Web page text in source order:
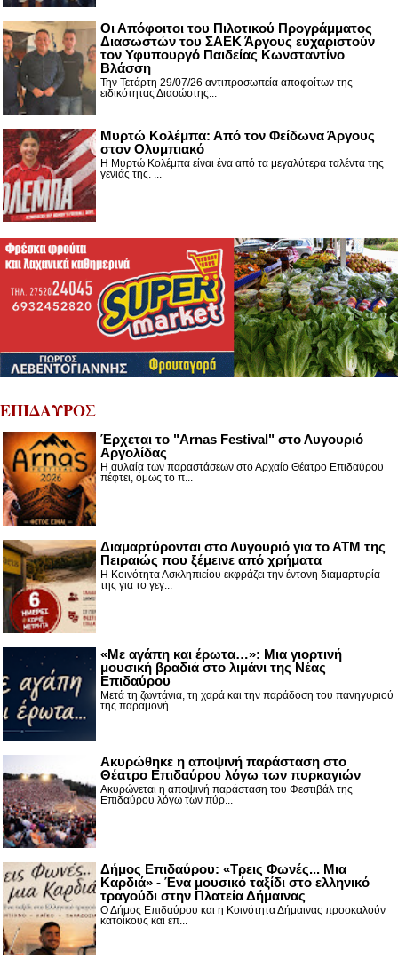
Οι Απόφοιτοι του Πιλοτικού Προγράμματος
Διασωστών του ΣΑΕΚ Άργους ευχαριστούν
τον Υφυπουργό Παιδείας Κωνσταντίνο
Βλάσση
Την Τετάρτη 29/07/26 αντιπροσωπεία αποφοίτων της
ειδικότητας Διασώστης...
Μυρτώ Κολέμπα: Από τον Φείδωνα Άργους
στον Ολυμπιακό
Η Μυρτώ Κολέμπα είναι ένα από τα μεγαλύτερα ταλέντα της
γενιάς της. ...
ΕΠΙΔΑΥΡΟΣ
Έρχεται το "Arnas Festival" στο Λυγουριό
Αργολίδας
Η αυλαία των παραστάσεων στο Αρχαίο Θέατρο Επιδαύρου
πέφτει, όμως το π...
Διαμαρτύρονται στο Λυγουριό για το ΑΤΜ της
Πειραιώς που ξέμεινε από χρήματα
Η Κοινότητα Ασκληπιείου εκφράζει την έντονη διαμαρτυρία
της για το γεγ...
«Με αγάπη και έρωτα…»: Μια γιορτινή
μουσική βραδιά στο λιμάνι της Νέας
Επιδαύρου
Μετά τη ζωντάνια, τη χαρά και την παράδοση του πανηγυριού
της παραμονή...
Ακυρώθηκε η αποψινή παράσταση στο
Θέατρο Επιδαύρου λόγω των πυρκαγιών
Ακυρώνεται η αποψινή παράσταση του Φεστιβάλ της
Επιδαύρου λόγω των πύρ...
Δήμος Επιδαύρου: «Τρεις Φωνές... Μια
Καρδιά» - Ένα μουσικό ταξίδι στο ελληνικό
τραγούδι στην Πλατεία Δήμαινας
Ο Δήμος Επιδαύρου και η Κοινότητα Δήμαινας προσκαλούν
κατοίκους και επ...